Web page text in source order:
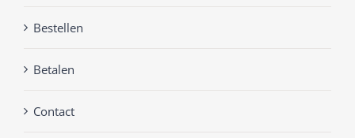
Bestellen
Betalen
Contact